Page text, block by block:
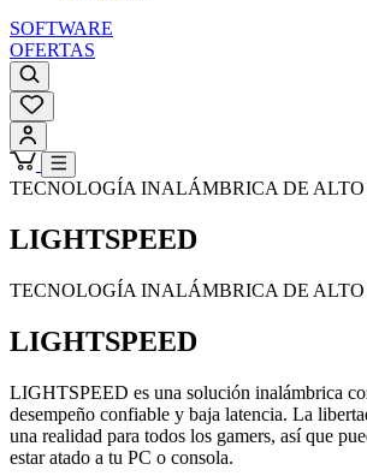
SOFTWARE
OFERTAS
TECNOLOGÍA INALÁMBRICA DE
LIGHTSPEED
TECNOLOGÍA INALÁMBRICA DE
LIGHTSPEED
LIGHTSPEED es una solución inalámbrica
desempeño confiable y baja latencia. La
una realidad para todos los gamers, así que
estar atado a tu PC o consola.